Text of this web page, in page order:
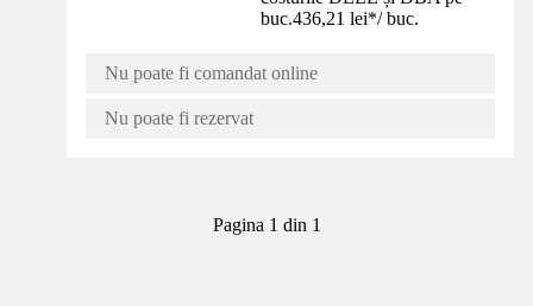
buc.436,21 lei*/ buc.
Nu poate fi comandat online
Nu poate fi rezervat
Pagina 1 din 1